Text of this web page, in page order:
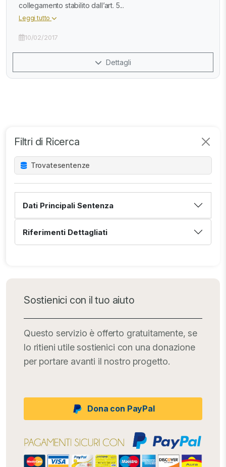
Filtri di Ricerca
Trovatesentenze
Dati Principali Sentenza
Riferimenti Dettagliati
Sostienici con il tuo aiuto
Questo servizio è offerto gratuitamente, se
lo ritieni utile sostienici con una donazione
per portare avanti il nostro progetto.
Dona con PayPal
collegamento stabilito dall’art. 5...
Leggi tutto
10/02/2017
Dettagli